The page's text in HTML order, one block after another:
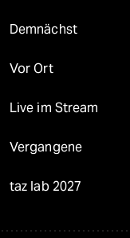
Demnächst
Vor Ort
Live im Stream
Vergangene
taz lab 2027